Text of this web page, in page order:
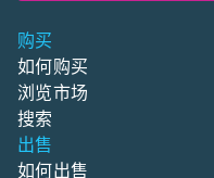
购买
如何购买
浏览市场
搜索
出售
如何出售